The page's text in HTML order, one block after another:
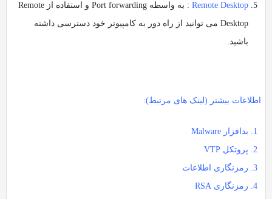
Remote Desktop
: به واسطه Port forwarding و استفاده از Remote
Desktop می توانید از راه دور به کامپیوتر خود دسترسی داشته
باشید.
اطلاعات بیشتر (لینک های مرتبط):
بدافزار Malware
پروتکل VTP
رمزنگاری اطلاعات
رمزنگاری RSA